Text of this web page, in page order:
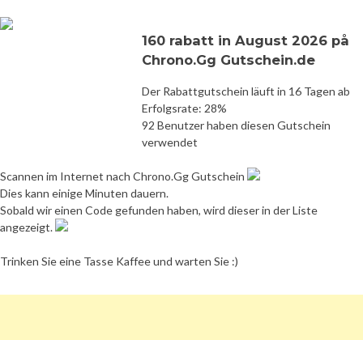
160 rabatt in August 2026 på
Chrono.Gg Gutschein.de
Der Rabattgutschein läuft in 16 Tagen ab
Erfolgsrate: 28%
92 Benutzer haben diesen Gutschein
verwendet
Scannen im Internet nach Chrono.Gg Gutschein
Dies kann einige Minuten dauern.
Sobald wir einen Code gefunden haben, wird dieser in der Liste
angezeigt.
Trinken Sie eine Tasse Kaffee und warten Sie :)